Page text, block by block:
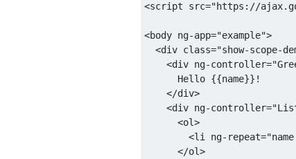
<script src="https://
<body ng-app="example">
<div class="show-scope-
<div ng-controller=
      Hello {{name}}!
</div>
<div ng-controller=
<ol>
<li
ng-repeat=
</ol>